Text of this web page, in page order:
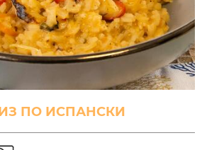
ПО ИСПАНСКИ